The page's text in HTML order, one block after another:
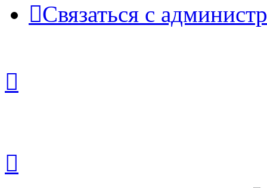
Связаться с